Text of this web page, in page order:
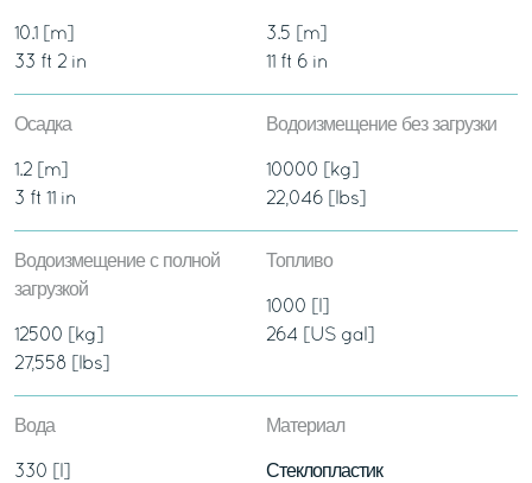
10.1 [m]
33 ft 2 in
3.5 [m]
11 ft 6 in
Осадка
1.2 [m]
3 ft 11 in
Водоизмещение без загрузки
10000 [kg]
22,046 [lbs]
Водоизмещение с полной
загрузкой
12500 [kg]
27,558 [lbs]
Топливо
1000 [l]
264 [US gal]
Вода
330 [l]
Материал
Стеклопластик